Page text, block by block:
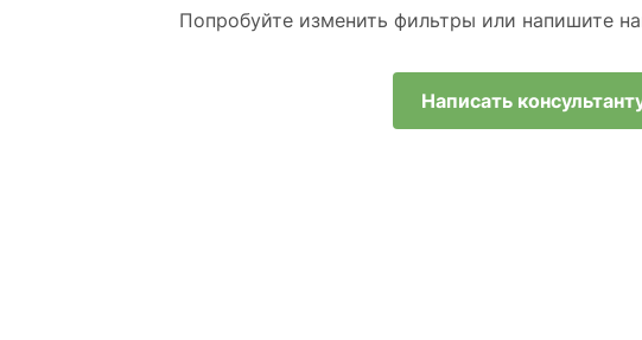
Попробуйте изменить фильтры или напишите
Написать